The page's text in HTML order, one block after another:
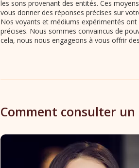
les sons provenant des entités. Ces
vous donner des réponses précises sur
Nos voyants et médiums expérimentés
précises. Nous sommes convaincus de
cela, nous nous engageons à vous offrir
Comment consulter un